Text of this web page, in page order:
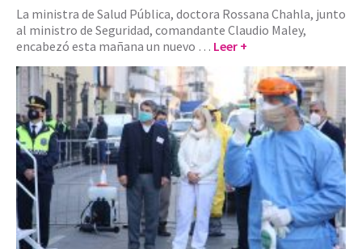
La ministra de Salud Pública, doctora Rossana Chahla, junto
al ministro de Seguridad, comandante Claudio Maley,
encabezó esta mañana un nuevo … Leer +